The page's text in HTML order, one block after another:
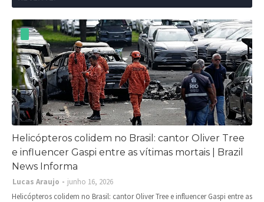
Helicópteros colidem no Brasil: cantor Oliver Tree
e influencer Gaspi entre as vítimas mortais | Brazil
News Informa
Lucas Araujo
junho 16, 2026
Helicópteros colidem no Brasil: cantor Oliver Tree e influencer Gaspi entre as